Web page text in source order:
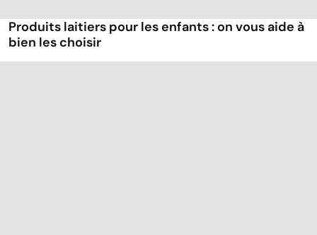
Produits laitiers pour les enfants : on vous aide à
bien les choisir